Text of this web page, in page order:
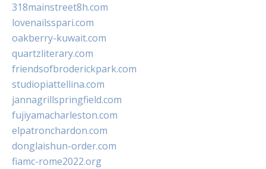
318mainstreet8h.com
lovenailsspari.com
oakberry-kuwait.com
quartzliterary.com
friendsofbroderickpark.com
studiopiattellina.com
jannagrillspringfield.com
fujiyamacharleston.com
elpatronchardon.com
donglaishun-order.com
fiamc-rome2022.org